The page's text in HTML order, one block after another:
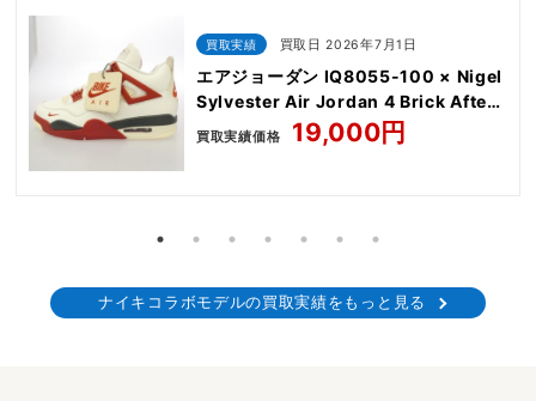
買取実績 買取日 2026年7月1日
エアジョーダン IQ8055-100 × Nigel
Sylvester Air Jordan 4 Brick After
Brick AJ4
買取実績価格 19,000円
ナイキコラボモデルの買取実績をもっと見る